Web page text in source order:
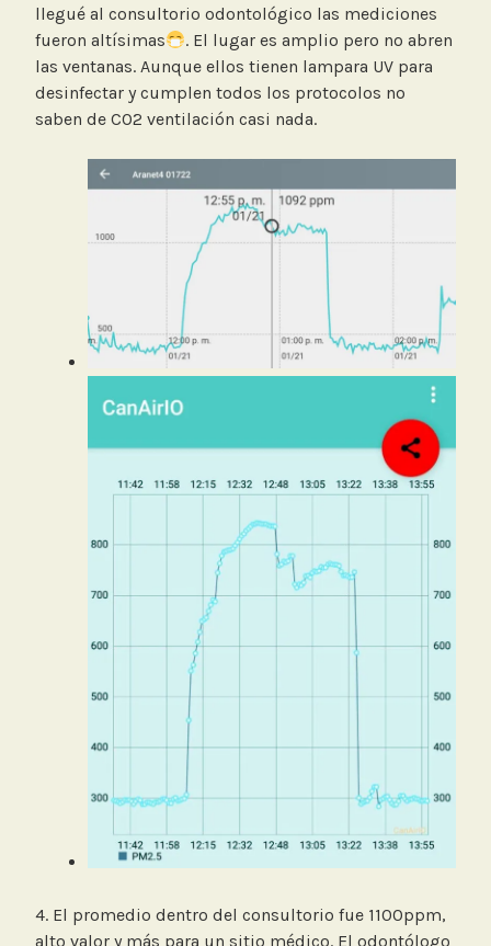
llegué al consultorio odontológico las mediciones
fueron altísimas
. El lugar es amplio pero no abren
las ventanas. Aunque ellos tienen lampara UV para
desinfectar y cumplen todos los protocolos no
saben de CO2 ventilación casi nada.
4. El promedio dentro del consultorio fue 1100ppm,
alto valor y más para un sitio médico. El odontólogo